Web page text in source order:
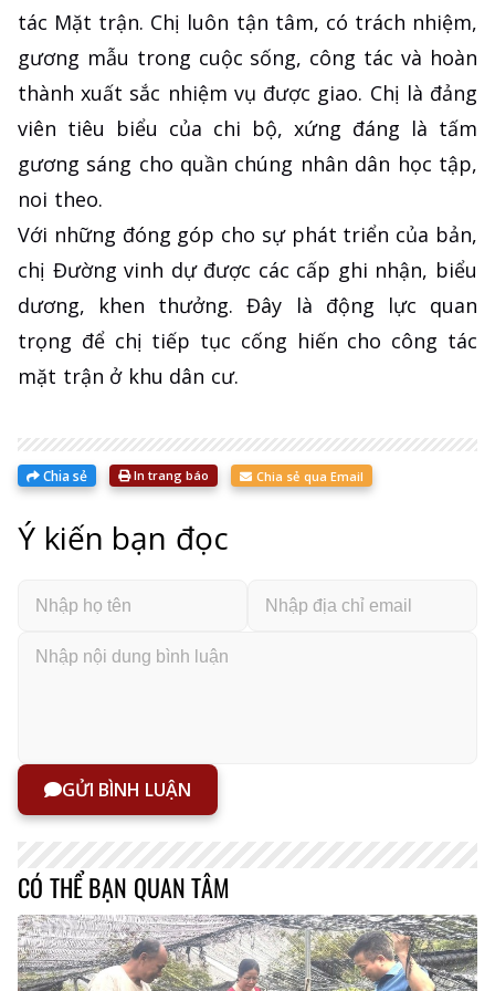
tác Mặt trận. Chị luôn tận tâm, có trách nhiệm,
gương mẫu trong cuộc sống, công tác và hoàn
thành xuất sắc nhiệm vụ được giao. Chị là đảng
viên tiêu biểu của chi bộ, xứng đáng là tấm
gương sáng cho quần chúng nhân dân học tập,
noi theo.
Với những đóng góp cho sự phát triển của bản,
chị Đường vinh dự được các cấp ghi nhận, biểu
dương, khen thưởng. Đây là động lực quan
trọng để chị tiếp tục cống hiến cho công tác
mặt trận ở khu dân cư.
Chia sẻ In trang báo Chia sẻ qua Email
Ý kiến bạn đọc
GỬI BÌNH LUẬN
CÓ THỂ BẠN QUAN TÂM